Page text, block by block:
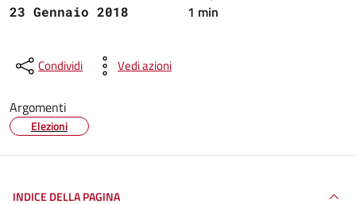
23 Gennaio 2018 1 min
Condividi Vedi azioni
Argomenti
Elezioni
INDICE DELLA PAGINA